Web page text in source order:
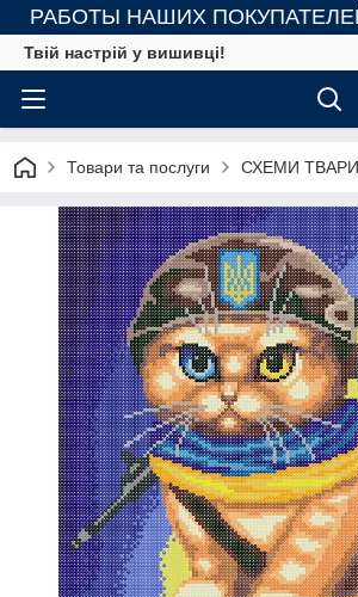
РАБОТЫ НАШИХ
Твій настрій у вишивці!
Товари та послуги СХЕМИ